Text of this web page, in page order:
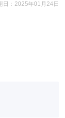
日：2025年01月24日